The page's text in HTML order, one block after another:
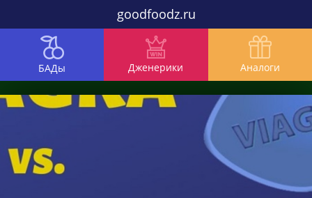
goodfoodz.ru
БАДы Дженерики Аналоги